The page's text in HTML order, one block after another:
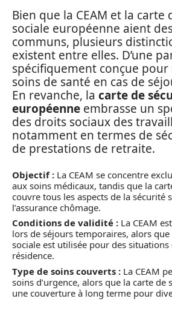
Bien que la CEAM et la carte
sociale européenne aient
communs, plusieurs
existent entre elles. D’une
spécifiquement conçue pour
soins de santé en cas de
En revanche, la carte de
européenne embrasse un
des droits sociaux des
notamment en termes de
de prestations de retraite.
Objectif : La CEAM se concentre
aux soins médicaux, tandis que la
couvre tous les aspects de la sécurité
l’assurance chômage.
Conditions de validité : La CEAM
lors de séjours temporaires, alors
sociale est utilisée pour des
résidence.
Type de soins couverts : La CEAM
soins d’urgence, alors que la carte de
une couverture à long terme pour